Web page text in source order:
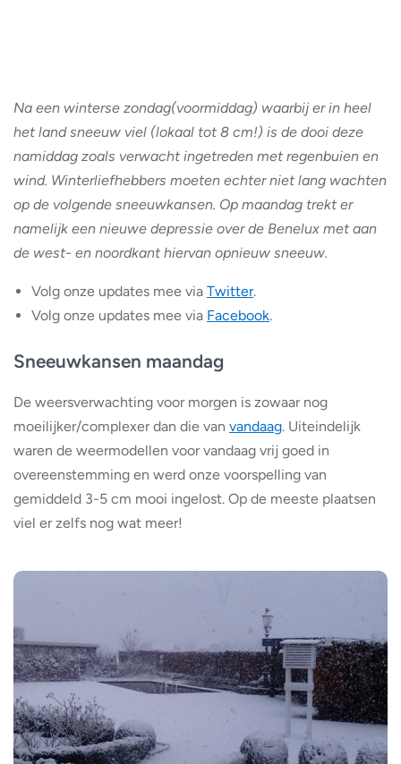
Na een winterse zondag(voormiddag) waarbij er in heel
het land sneeuw viel (lokaal tot 8 cm!) is de dooi deze
namiddag zoals verwacht ingetreden met regenbuien en
wind. Winterliefhebbers moeten echter niet lang wachten
op de volgende sneeuwkansen. Op maandag trekt er
namelijk een nieuwe depressie over de Benelux met aan
de west- en noordkant hiervan opnieuw sneeuw.
Volg onze updates mee via Twitter.
Volg onze updates mee via Facebook.
Sneeuwkansen maandag
De weersverwachting voor morgen is zowaar nog
moeilijker/complexer dan die van vandaag. Uiteindelijk
waren de weermodellen voor vandaag vrij goed in
overeenstemming en werd onze voorspelling van
gemiddeld 3-5 cm mooi ingelost. Op de meeste plaatsen
viel er zelfs nog wat meer!